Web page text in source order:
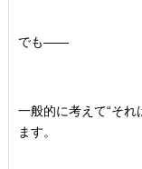
でも――
一般的に考えて“それ
ます。